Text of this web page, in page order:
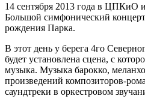
14 сентября 2013 года в ЦПКиО
Большой симфонический
рождения Парка.
В этот день у берега 4го
будет установлена сцена, с
музыка. Музыка барокко,
произведений композиторов-
саундтреки в оркестровом